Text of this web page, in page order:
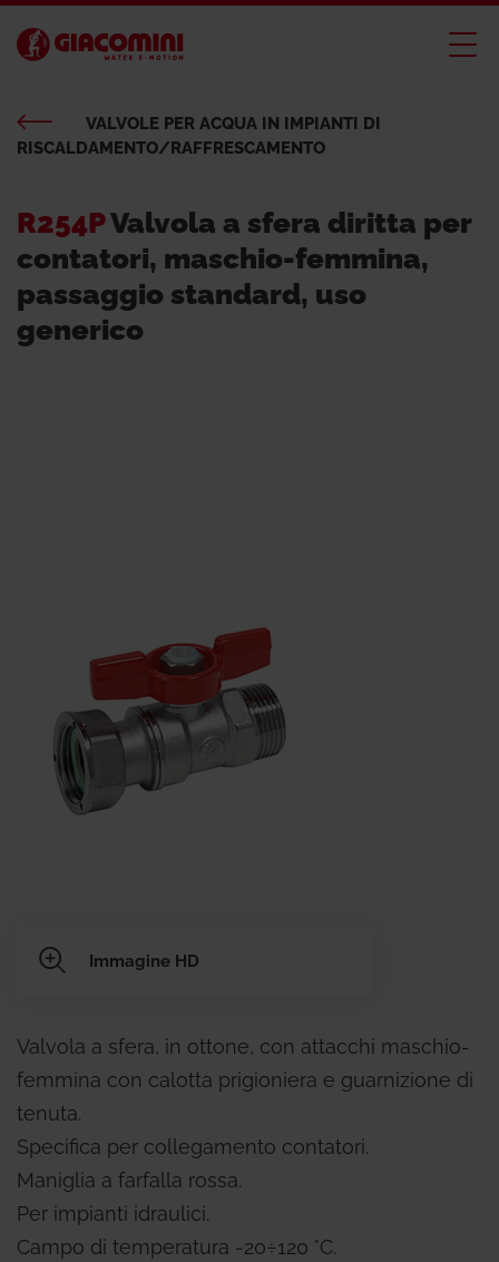
VALVOLE PER ACQUA IN IMPIANTI DI
RISCALDAMENTO/RAFFRESCAMENTO
R254PValvola a sfera diritta per
contatori, maschio-femmina,
passaggio standard, uso
generico
Immagine HD
Valvola a sfera, in ottone, con attacchi maschio-
femmina con calotta prigioniera e guarnizione di
tenuta.
Specifica per collegamento contatori.
Maniglia a farfalla rossa.
Per impianti idraulici.
Campo di temperatura -20÷120 °C.